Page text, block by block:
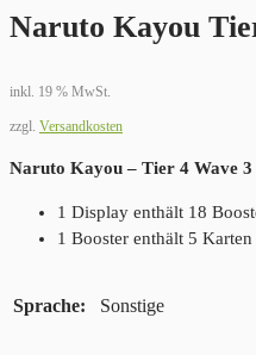
Naruto Kayou
inkl. 19 % MwSt.
zzgl. Versandkosten
Naruto Kayou – Tier 4 Wave
1 Display enthält 18
1 Booster enthält 5 Karten
Sprache Sonstige